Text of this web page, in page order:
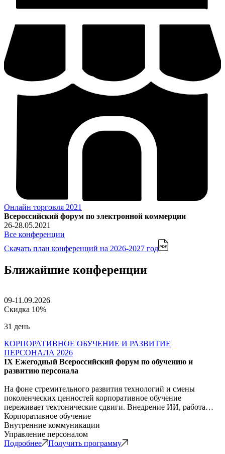
Онлайн торговля 2021
Всероссийский форум по электронной коммерции
26-28.05.2021
Все конференции
Скачать план конференций на 2026-2027 год
Ближайшие конференции
09-11.09.2026
Скидка 10%
31 день
КОРПОРАТИВНОЕ ОБУЧЕНИЕ И РАЗВИТИЕ
ПЕРСОНАЛА 2026
IX Ежегодный Всероссийский форум по обучению и
развитию персонала
На фоне стремительного развития технологий и смены
поколенческих ценностей корпоративное обучение
переживает тектонические сдвиги. Внедрение ИИ, работа…
Корпоративное обучение
Внутренние коммуникации
Управление персоналом
Подробнее
Получить программу